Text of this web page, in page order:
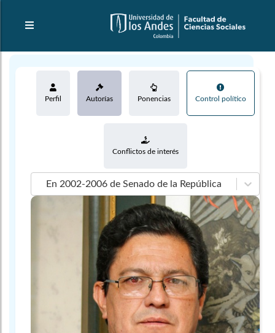
Perfil Autorías Ponencias Control político
Conflictos de interés
En 2002-2006 de Senado de la República